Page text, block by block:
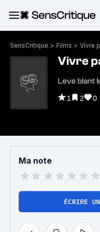
SensCritique > Films > Vivre
Vivre
Leve blant
1 2 0
Ma note
ÉCRIRE